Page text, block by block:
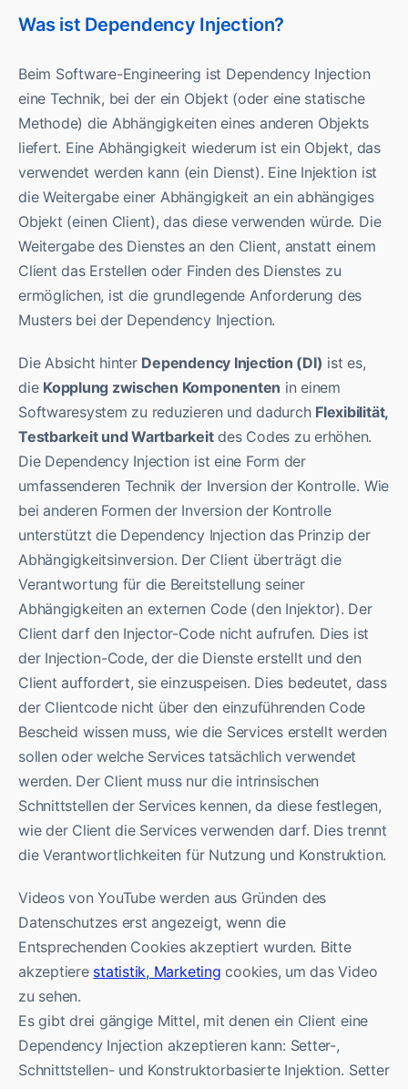
Was ist Dependency Injection?
Beim Software-Engineering ist Dependency Injection
eine Technik, bei der ein Objekt (oder eine statische
Methode) die Abhängigkeiten eines anderen Objekts
liefert. Eine Abhängigkeit wiederum ist ein Objekt, das
verwendet werden kann (ein Dienst). Eine Injektion ist
die Weitergabe einer Abhängigkeit an ein abhängiges
Objekt (einen Client), das diese verwenden würde. Die
Weitergabe des Dienstes an den Client, anstatt einem
Client das Erstellen oder Finden des Dienstes zu
ermöglichen, ist die grundlegende Anforderung des
Musters bei der Dependency Injection.
Die Absicht hinter Dependency Injection (DI) ist es,
die Kopplung zwischen Komponenten in einem
Softwaresystem zu reduzieren und dadurch Flexibilität,
Testbarkeit und Wartbarkeitdes Codes zu erhöhen.
Die Dependency Injection ist eine Form der
umfassenderen Technik der Inversion der Kontrolle. Wie
bei anderen Formen der Inversion der Kontrolle
unterstützt die Dependency Injection das Prinzip der
Abhängigkeitsinversion. Der Client überträgt die
Verantwortung für die Bereitstellung seiner
Abhängigkeiten an externen Code (den Injektor). Der
Client darf den Injector-Code nicht aufrufen. Dies ist
der Injection-Code, der die Dienste erstellt und den
Client auffordert, sie einzuspeisen. Dies bedeutet, dass
der Clientcode nicht über den einzuführenden Code
Bescheid wissen muss, wie die Services erstellt werden
sollen oder welche Services tatsächlich verwendet
werden. Der Client muss nur die intrinsischen
Schnittstellen der Services kennen, da diese festlegen,
wie der Client die Services verwenden darf. Dies trennt
die Verantwortlichkeiten für Nutzung und Konstruktion.
Videos von YouTube werden aus Gründen des
Datenschutzes erst angezeigt, wenn die
Entsprechenden Cookies akzeptiert wurden. Bitte
akzeptiere statistik, Marketing cookies, um das Video
zu sehen.
Es gibt drei gängige Mittel, mit denen ein Client eine
Dependency Injection akzeptieren kann: Setter-,
Schnittstellen- und Konstruktorbasierte Injektion. Setter